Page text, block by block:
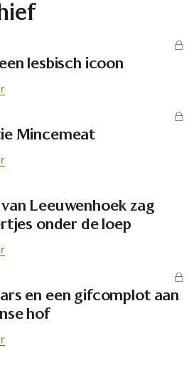
lesbisch icoon
Mincemeat
Leeuwenhoek zag
onder de loep
en een gifcomplot aan
hof